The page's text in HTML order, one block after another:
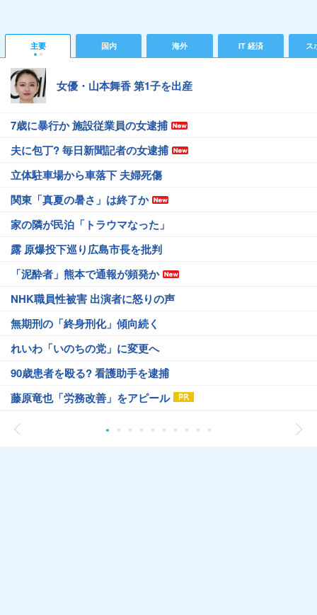
主要 国内 海外 IT 経済 ス
女優・山本舞香 第1子を出産
7歳に暴行か 施設従業員の女逮捕
夫に包丁? 毎日新聞記者の女逮捕
立体駐車場から車落下 夫婦死傷
関東「真夏の暑さ」は終了か
家の隣が民泊「トラウマなった」
露 原爆投下巡り広島市長を批判
「泥酔者」熊本で通報が頻発か
NHK職員性被害 出演者に怒りの声
無期刑の「終身刑化」傾向続く
れいわ「いのちの党」に変更へ
90歳患者を殴る? 看護助手を逮捕
藤原竜也「労務改善」をアピール